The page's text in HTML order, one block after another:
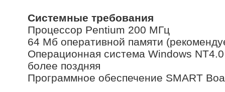
Системные требования
Процессор Pentium 200 МГц
64 Мб оперативной памяти
Операционная система Windows
более поздняя
Программное обеспечение SMART